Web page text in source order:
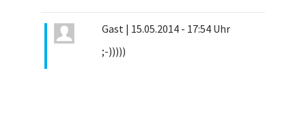
Gast | 15.05.2014 - 17:54 Uhr
;-)))))